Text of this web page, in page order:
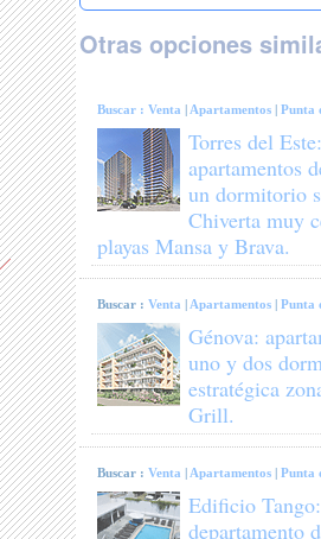
Otras opciones
Buscar :Venta | Apartamentos |Punta
Torres del Este:
apartamentos
un dormitorio
Chiverta muy
playas Mansa y Brava.
Buscar :Venta | Apartamentos |Punta
Génova:
uno y dos
estratégica
Grill.
Buscar :Venta | Apartamentos |Punta
Edificio Tango:
departamento